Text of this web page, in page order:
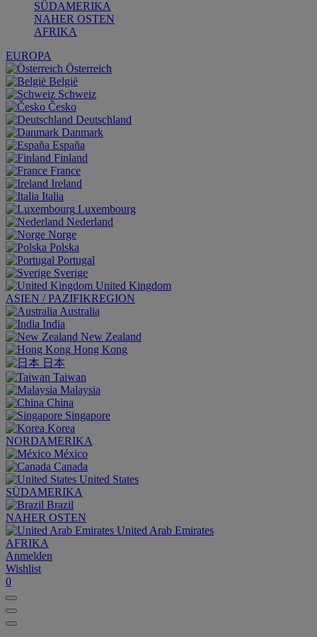
SÜDAMERIKA
NAHER OSTEN
AFRIKA
EUROPA
Österreich
België
Schweiz
Česko
Deutschland
Danmark
España
Finland
France
Ireland
Italia
Luxembourg
Nederland
Norge
Polska
Portugal
Sverige
United Kingdom
ASIEN / PAZIFIKREGION
Australia
India
New Zealand
Hong Kong
日本
Taiwan
Malaysia
China
Singapore
Korea
NORDAMERIKA
México
Canada
United States
SÜDAMERIKA
Brazil
NAHER OSTEN
United Arab Emirates
AFRIKA
Anmelden
Wishlist
0